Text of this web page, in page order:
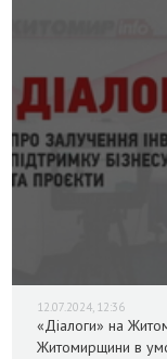
12.07.2024, 12:36
«Діалоги» на
Житомирщини в